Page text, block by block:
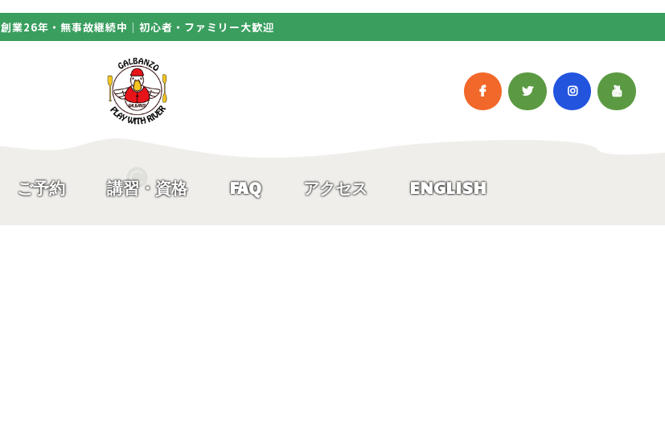
創業26年・無事故継続中｜初心者・ファミリー大歓迎
ご予約 講習・資格 FAQ アクセス ENGLISH